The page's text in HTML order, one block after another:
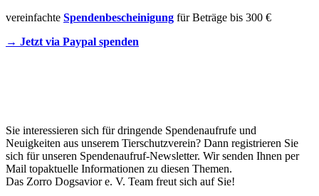
vereinfachte Spendenbescheinigung für Beträge bis 300 €
→ Jetzt via Paypal spenden
Sie interessieren sich für dringende Spendenaufrufe und
Neuigkeiten aus unserem Tierschutzverein? Dann registrieren Sie
sich für unseren Spendenaufruf-Newsletter. Wir senden Ihnen per
Mail topaktuelle Informationen zu diesen Themen.
Das Zorro Dogsavior e. V. Team freut sich auf Sie!